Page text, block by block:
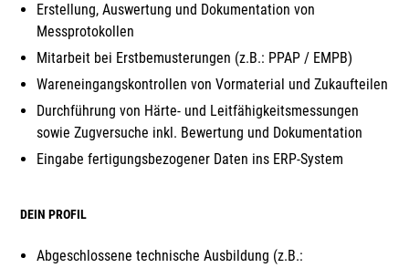
Erstellung, Auswertung und Dokumentation von
Messprotokollen
Mitarbeit bei Erstbemusterungen (z.B.: PPAP / EMPB)
Wareneingangskontrollen von Vormaterial und Zukaufteilen
Durchführung von Härte- und Leitfähigkeitsmessungen
sowie Zugversuche inkl. Bewertung und Dokumentation
Eingabe fertigungsbezogener Daten ins ERP-System
DEIN PROFIL
Abgeschlossene technische Ausbildung (z.B.: